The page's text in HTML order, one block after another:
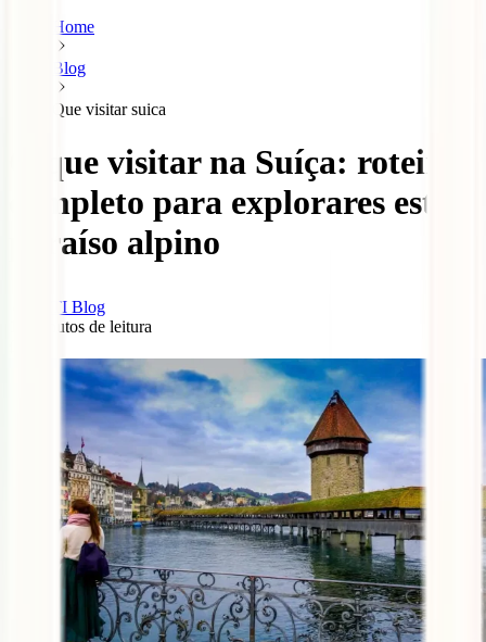
Home
Blog
Que visitar suica
O que visitar na Suíça: roteiro
completo para explorares este
paraíso alpino
IATI Blog
minutos de leitura